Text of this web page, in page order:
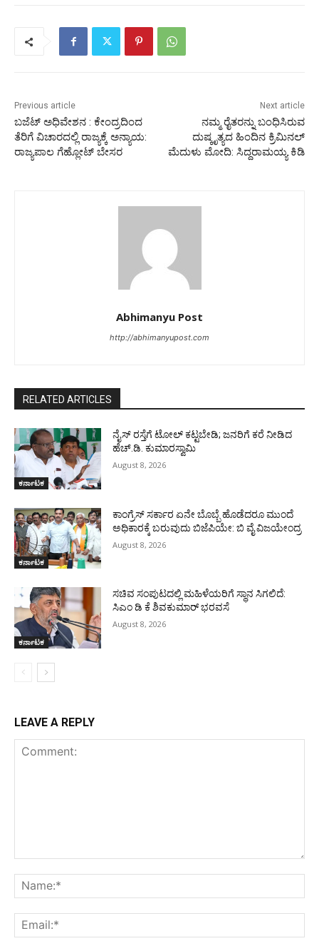
Previous article
ಬಜೆಟ್‌ ಅಧಿವೇಶನ : ಕೇಂದ್ರದಿಂದ
ತೆರಿಗೆ ವಿಚಾರದಲ್ಲಿ ರಾಜ್ಯಕ್ಕೆ ಅನ್ಯಾಯ:
ರಾಜ್ಯಪಾಲ​ ಗೆಹ್ಲೋಟ್ ಬೇಸರ
Next article
ನಮ್ಮ ರೈತರನ್ನು ಬಂಧಿಸಿರುವ
ದುಷ್ಕೃತ್ಯದ ಹಿಂದಿನ ಕ್ರಿಮಿನಲ್
ಮೆದುಳು ಮೋದಿ: ಸಿದ್ದರಾಮಯ್ಯ ಕಿಡಿ
Abhimanyu Post
http://abhimanyupost.com
RELATED ARTICLES
ಕರ್ನಾಟಕ
ನೈಸ್ ರಸ್ತೆಗೆ ಟೋಲ್ ಕಟ್ಟಬೇಡಿ; ಜನರಿಗೆ ಕರೆ ನೀಡಿದ
ಹೆಚ್.ಡಿ. ಕುಮಾರಸ್ವಾಮಿ
August 8, 2026
ಕರ್ನಾಟಕ
ಕಾಂಗ್ರೆಸ್ ಸರ್ಕಾರ ಏನೇ ಬೊಬ್ಬೆ ಹೊಡೆದರೂ ಮುಂದೆ
ಅಧಿಕಾರಕ್ಕೆ ಬರುವುದು ಬಿಜೆಪಿಯೇ: ಬಿ ವೈ ವಿಜಯೇಂದ್ರ
August 8, 2026
ಕರ್ನಾಟಕ
ಸಚಿವ ಸಂಪುಟದಲ್ಲಿ ಮಹಿಳೆಯರಿಗೆ ಸ್ಥಾನ ಸಿಗಲಿದೆ:
ಸಿಎಂ ಡಿ ಕೆ ಶಿವಕುಮಾರ್ ಭರವಸೆ
August 8, 2026
LEAVE A REPLY